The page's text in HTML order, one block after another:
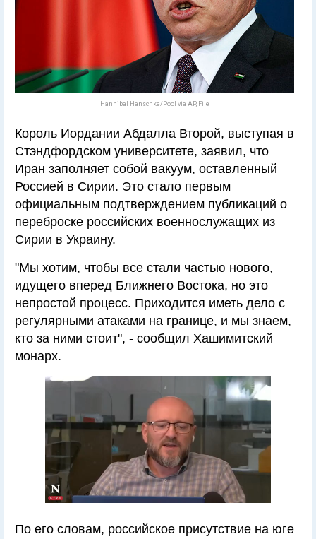
Hannibal Hanschke/Pool via AP, File
Король Иордании Абдалла Второй, выступая в
Стэндфордском университете, заявил, что
Иран заполняет собой вакуум, оставленный
Россией в Сирии. Это стало первым
официальным подтверждением публикаций о
переброске российских военнослужащих из
Сирии в Украину.
"Мы хотим, чтобы все стали частью нового,
идущего вперед Ближнего Востока, но это
непростой процесс. Приходится иметь дело с
регулярными атаками на границе, и мы знаем,
кто за ними стоит", - сообщил Хашимитский
монарх.
По его словам, российское присутствие на юге